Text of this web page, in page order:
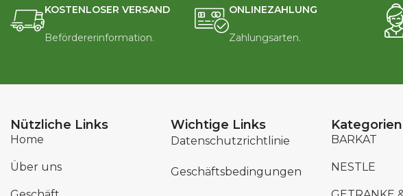
KOSTENLOSER VERSAND
Befördererinformation.
ONLINEZAHLUNG
Zahlungsarten.
Nützliche Links
Home
Über uns
Wichtige Links
Datenschutzrichtlinie
Geschäftsbedingungen
Kategorien
BARKAT
NESTLE